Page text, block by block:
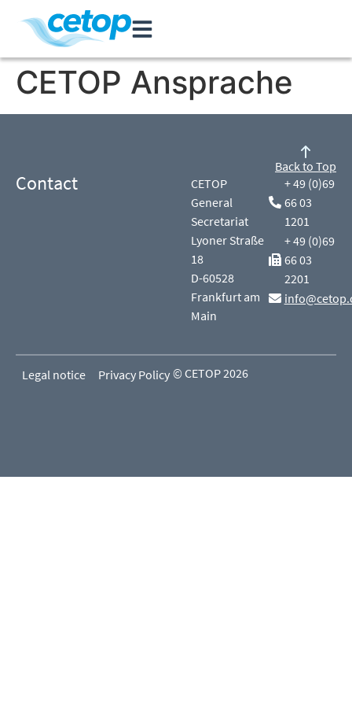
CETOP Ansprache
Contact
CETOP
General
Secretariat
Lyoner Straße
18
D-60528
Frankfurt am
Main
+ 49 (0)69
66 03
1201
+ 49 (0)69
66 03
2201
Back to Top
Legal notice Privacy Policy © CETOP 2026